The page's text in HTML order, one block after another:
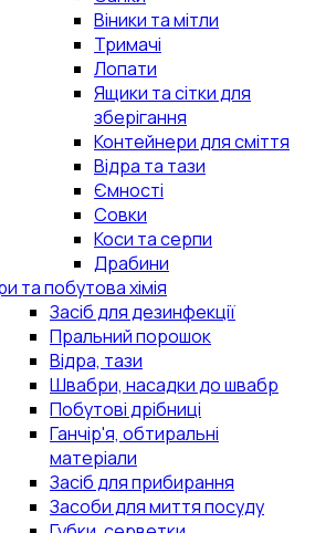
Віники та мітли
Тримачі
Лопати
Ящики та сітки для
зберігання
Контейнери для сміття
Відра та тази
Ємності
Совки
Коси та серпи
Драбини
та побутова хімія
Засіб для дезинфекції
Пральний порошок
Відра, тази
Швабри, насадки до швабр
Побутові дрібниці
Ганчір'я, обтиральні
матеріали
Засіб для прибирання
Засоби для миття посуду